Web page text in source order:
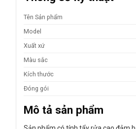
Tên Sản phẩm
Model
Xuất xứ
Màu sắc
Kích thước
Đóng gói
Mô tả sản phẩm